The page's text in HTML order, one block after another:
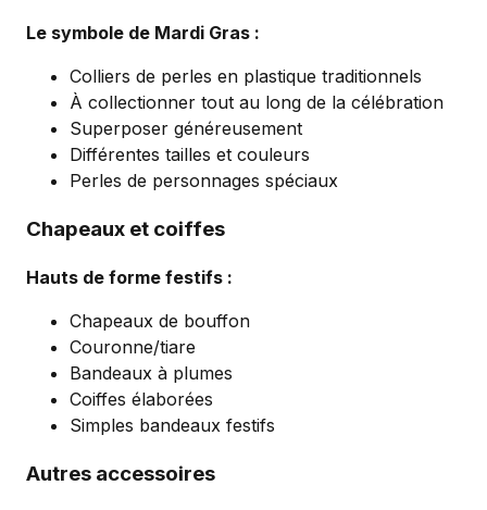
Le symbole de Mardi Gras :
Colliers de perles en plastique traditionnels
À collectionner tout au long de la célébration
Superposer généreusement
Différentes tailles et couleurs
Perles de personnages spéciaux
Chapeaux et coiffes
Hauts de forme festifs :
Chapeaux de bouffon
Couronne/tiare
Bandeaux à plumes
Coiffes élaborées
Simples bandeaux festifs
Autres accessoires